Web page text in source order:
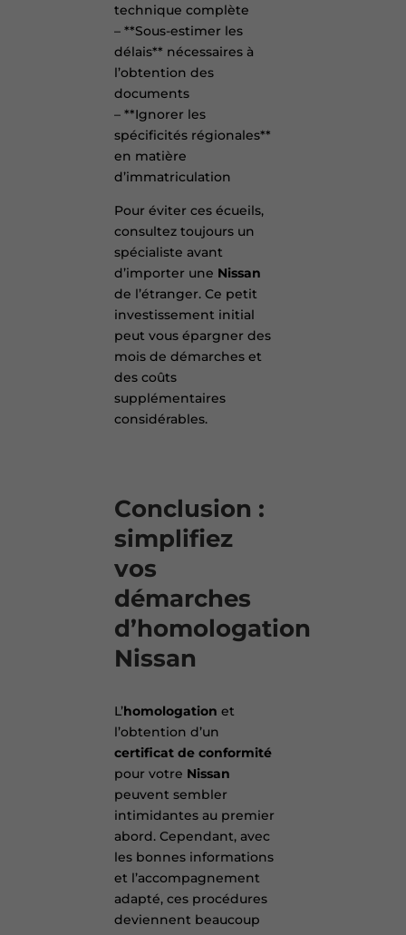
technique complète
– **Sous-estimer les
délais** nécessaires à
l’obtention des
documents
– **Ignorer les
spécificités régionales**
en matière
d’immatriculation
Pour éviter ces écueils,
consultez toujours un
spécialiste avant
d’importer une Nissan
de l’étranger. Ce petit
investissement initial
peut vous épargner des
mois de démarches et
des coûts
supplémentaires
considérables.
Conclusion :
simplifiez
vos
démarches
d’homologation
Nissan
L’homologation et
l’obtention d’un
certificat de conformité
pour votre Nissan
peuvent sembler
intimidantes au premier
abord. Cependant, avec
les bonnes informations
et l’accompagnement
adapté, ces procédures
deviennent beaucoup